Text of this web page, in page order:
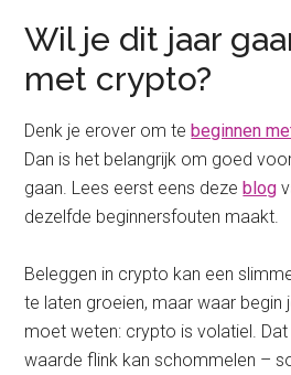
Wil je dit jaar
met crypto?
Denk je erover om te beginnen
Dan is het belangrijk om goed
gaan. Lees eerst eens deze blog
dezelfde beginnersfouten maakt.
Beleggen in crypto kan een
te laten groeien, maar waar begin
moet weten: crypto is volatiel.
waarde flink kan schommelen –